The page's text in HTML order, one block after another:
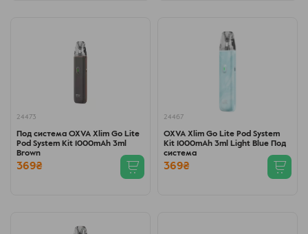
24473
Под система OXVA Xlim Go Lite
Pod System Kit 1000mAh 3ml
Brown
369₴
24467
OXVA Xlim Go Lite Pod System
Kit 1000mAh 3ml Light Blue Под
система
369₴